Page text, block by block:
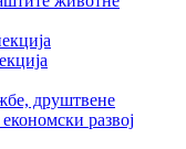
друштвене
развој